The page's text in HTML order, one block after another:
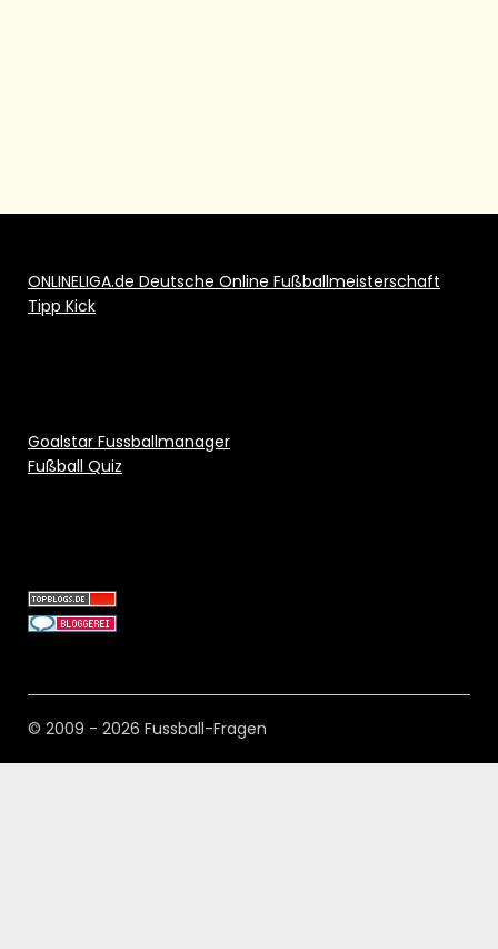
ONLINELIGA.de Deutsche Online Fußballmeisterschaft
Tipp Kick
Goalstar Fussballmanager
Fußball Quiz
© 2009 - 2026 Fussball-Fragen